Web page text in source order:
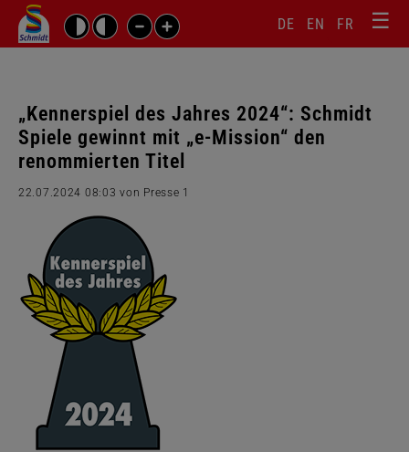
☰
DE EN FR
Suchbegriffe
„Kennerspiel des Jahres 2024“: Schmidt
Spiele gewinnt mit „e-Mission“ den
renommierten Titel
22.07.2024 08:03 von Presse 1